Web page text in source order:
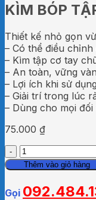
KÌM BÓP
Thiết kế nhỏ gọn
– Có thể điều
– Kìm tập cơ tay
– An toàn, vững
– Lợi ích khi sử
– Giải trí trong lúc
– Dùng cho mọi
75.000 ₫
KÌM
BÓP
TẬP
TAY
LÒ
Thêm vào giỏ hàng
Gọi